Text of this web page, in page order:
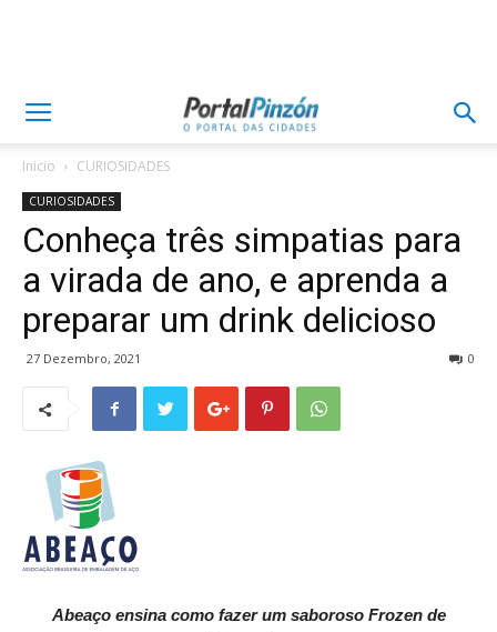
Inicio CURIOSIDADES
CURIOSIDADES
Conheça três simpatias para
a virada de ano, e aprenda a
preparar um drink delicioso
27 Dezembro, 2021 0
Abeaço ensina como fazer um saboroso Frozen de